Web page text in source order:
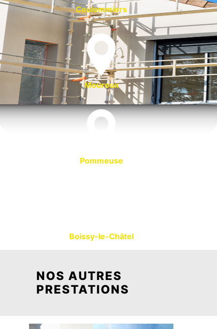
Coulommiers
Mouroux
Pommeuse
Boissy-le-Châtel
NOS AUTRES
PRESTATIONS